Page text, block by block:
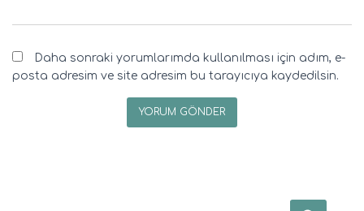
Daha sonraki yorumlarımda kullanılması için adım, e-
posta adresim ve site adresim bu tarayıcıya kaydedilsin.